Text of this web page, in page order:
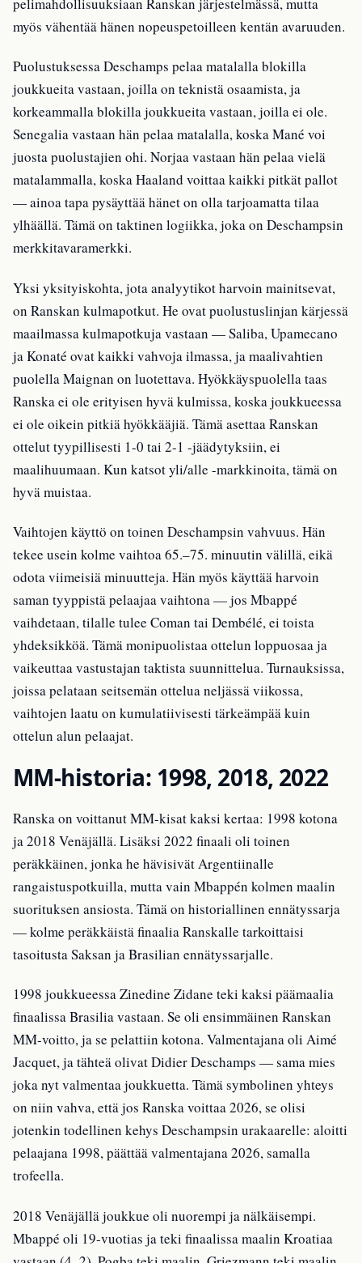
pelimahdollisuuksiaan Ranskan järjestelmässä, mutta
myös vähentää hänen nopeuspetoilleen kentän avaruuden.
Puolustuksessa Deschamps pelaa matalalla blokilla
joukkueita vastaan, joilla on teknistä osaamista, ja
korkeammalla blokilla joukkueita vastaan, joilla ei ole.
Senegalia vastaan hän pelaa matalalla, koska Mané voi
juosta puolustajien ohi. Norjaa vastaan hän pelaa vielä
matalammalla, koska Haaland voittaa kaikki pitkät pallot
— ainoa tapa pysäyttää hänet on olla tarjoamatta tilaa
ylhäällä. Tämä on taktinen logiikka, joka on Deschampsin
merkkitavaramerkki.
Yksi yksityiskohta, jota analyytikot harvoin mainitsevat,
on Ranskan kulmapotkut. He ovat puolustuslinjan kärjessä
maailmassa kulmapotkuja vastaan — Saliba, Upamecano
ja Konaté ovat kaikki vahvoja ilmassa, ja maalivahtien
puolella Maignan on luotettava. Hyökkäyspuolella taas
Ranska ei ole erityisen hyvä kulmissa, koska joukkueessa
ei ole oikein pitkiä hyökkääjiä. Tämä asettaa Ranskan
ottelut tyypillisesti 1-0 tai 2-1 -jäädytyksiin, ei
maalihuumaan. Kun katsot yli/alle -markkinoita, tämä on
hyvä muistaa.
Vaihtojen käyttö on toinen Deschampsin vahvuus. Hän
tekee usein kolme vaihtoa 65.–75. minuutin välillä, eikä
odota viimeisiä minuutteja. Hän myös käyttää harvoin
saman tyyppistä pelaajaa vaihtona — jos Mbappé
vaihdetaan, tilalle tulee Coman tai Dembélé, ei toista
yhdeksikköä. Tämä monipuolistaa ottelun loppuosaa ja
vaikeuttaa vastustajan taktista suunnittelua. Turnauksissa,
joissa pelataan seitsemän ottelua neljässä viikossa,
vaihtojen laatu on kumulatiivisesti tärkeämpää kuin
ottelun alun pelaajat.
MM-historia: 1998, 2018, 2022
Ranska on voittanut MM-kisat kaksi kertaa: 1998 kotona
ja 2018 Venäjällä. Lisäksi 2022 finaali oli toinen
peräkkäinen, jonka he hävisivät Argentiinalle
rangaistuspotkuilla, mutta vain Mbappén kolmen maalin
suorituksen ansiosta. Tämä on historiallinen ennätyssarja
— kolme peräkkäistä finaalia Ranskalle tarkoittaisi
tasoitusta Saksan ja Brasilian ennätyssarjalle.
1998 joukkueessa Zinedine Zidane teki kaksi päämaalia
finaalissa Brasilia vastaan. Se oli ensimmäinen Ranskan
MM-voitto, ja se pelattiin kotona. Valmentajana oli Aimé
Jacquet, ja tähteä olivat Didier Deschamps — sama mies
joka nyt valmentaa joukkuetta. Tämä symbolinen yhteys
on niin vahva, että jos Ranska voittaa 2026, se olisi
jotenkin todellinen kehys Deschampsin urakaarelle: aloitti
pelaajana 1998, päättää valmentajana 2026, samalla
trofeella.
2018 Venäjällä joukkue oli nuorempi ja nälkäisempi.
Mbappé oli 19-vuotias ja teki finaalissa maalin Kroatiaa